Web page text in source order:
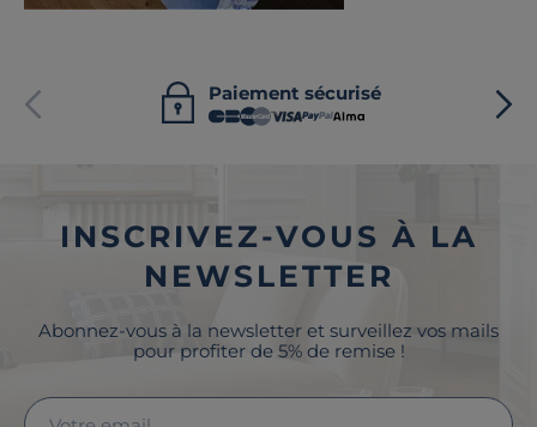
Paiement sécurisé
INSCRIVEZ-VOUS À LA
NEWSLETTER
Abonnez-vous à la newsletter et surveillez vos mails
pour profiter de 5% de remise !